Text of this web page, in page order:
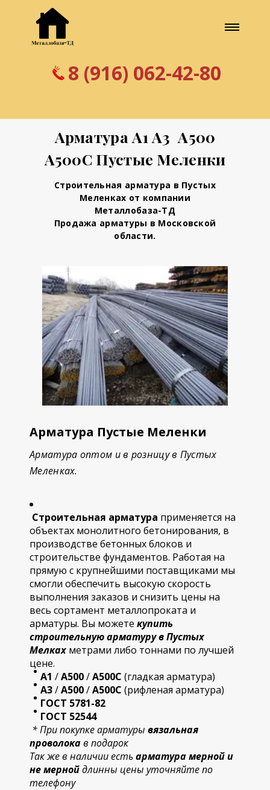
8 (916) 062-42-80
Арматура А1 А3 А500
А500С Пустые Меленки
Строительная арматура в Пустых
Меленках от компании
Металлобаза-ТД
Продажа арматуры в Московской
области.
Арматура Пустые Меленки
Арматура оптом и в розницу в Пустых
Меленках.
Строительная арматура применяется на
объектах монолитного бетонирования, в
производстве бетонных блоков и
строительстве фундаментов. Работая на
прямую с крупнейшими поставщиками мы
смогли обеспечить высокую скорость
выполнения заказов и снизить цены на
весь сортамент металлопроката и
арматуры. Вы можете купить
строительнуюарматуру в Пустых
Мелках метрами либо тоннами по лучшей
цене.
А1 /А500/А500С (гладкая арматура)
А3/А500/А500С (рифленая арматура)
ГОСТ 5781-82
ГОСТ 52544
* При покупке арматуры вязальная
проволокав подарок
Так же в наличии естьарматура мерной и
не мернойдлинны цены уточняйте по
телефону